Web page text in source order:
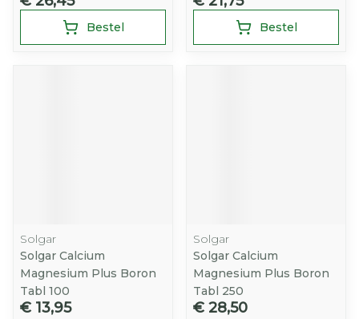
Bestel Bestel
Solgar
Solgar Calcium
Magnesium Plus Boron
Tabl 100
€ 13,95
Solgar
Solgar Calcium
Magnesium Plus Boron
Tabl 250
€ 28,50